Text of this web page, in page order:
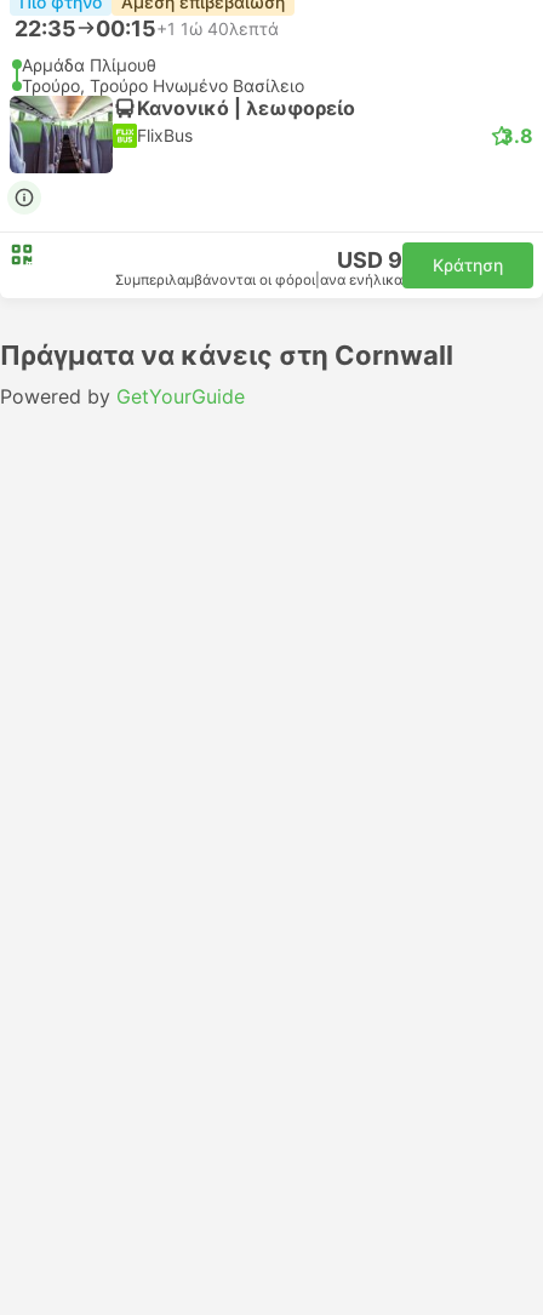
22:35 00:15+1 1ώ 40λεπτά
Αρμάδα Πλίμουθ
Τρούρο, Τρούρο Ηνωμένο Βασίλειο
Κανονικό | λεωφορείο
FlixBus 3.8
USD 9
Συμπεριλαμβάνονται οι φόροι ανα ενήλικα
Κράτηση
Πράγματα να κάνεις στη Cornwall
Powered by GetYourGuide